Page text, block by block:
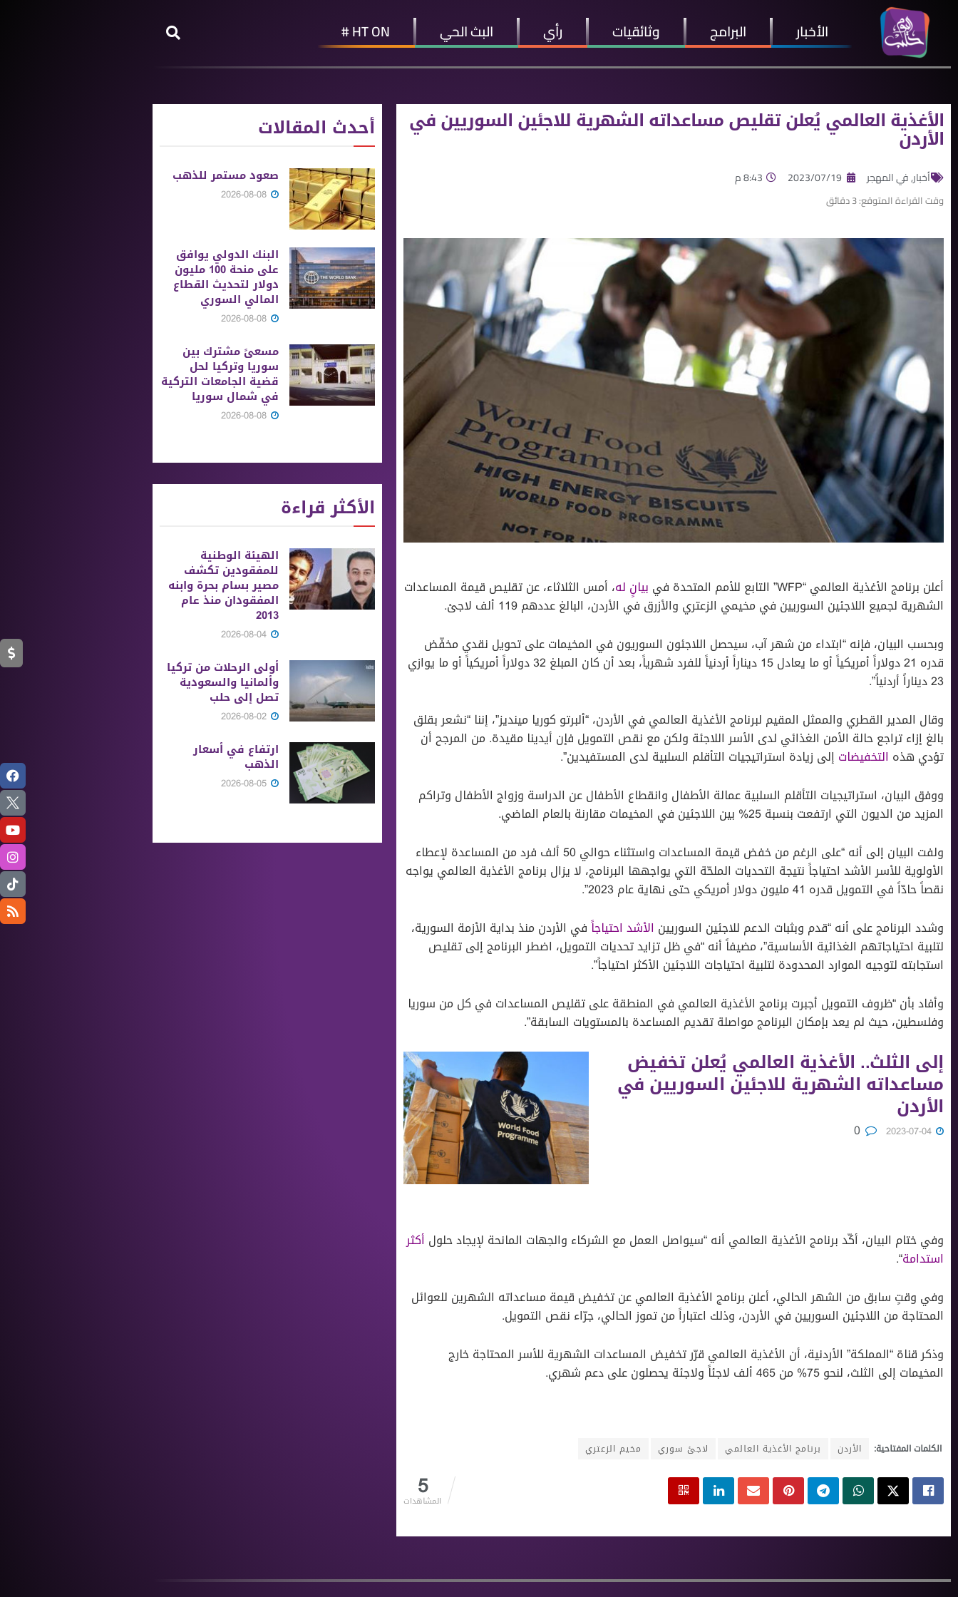
الأخبار البرامج وثائقيات رأي البث الحي HT ON #
الأغذية العالمي يُعلن تقليص مساعداته الشهرية للاجئين السوريين في
الأردن
أخبار,في المهجر 2023/07/19 8:43 م
وقت القراءة المتوقع:3دقائق
أعلن برنامج الأغذية العالمي “WFP” التابع للأمم المتحدة في بيانٍ له، أمس الثلاثاء، عن تقليص قيمة المساعدات
الشهرية لجميع اللاجئين السوريين في مخيمي الزعتري والأزرق في الأردن، البالغ عددهم 119 ألف لاجئ.
وبحسب البيان، فإنه “ابتداء من شهر آب، سيحصل اللاجئون السوريون في المخيمات على تحويل نقدي مخفّض
قدره 21 دولاراً أمريكياً أو ما يعادل 15 ديناراً أردنياً للفرد شهرياً، بعد أن كان المبلغ 32 دولاراً أمريكياً أو ما يوازي
23 ديناراً أردنياً”.
وقال المدير القطري والممثل المقيم لبرنامج الأغذية العالمي في الأردن، “ألبرتو كوريا مينديز”، إننا “نشعر بقلق
بالغ إزاء تراجع حالة الأمن الغذائي لدى الأسر اللاجئة ولكن مع نقص التمويل فإن أيدينا مقيدة. من المرجح أن
تؤدي هذه التخفيضات إلى زيادة استراتيجيات التأقلم السلبية لدى المستفيدين”.
ووفق البيان، استراتيجيات التأقلم السلبية عمالة الأطفال وانقطاع الأطفال عن الدراسة وزواج الأطفال وتراكم
المزيد من الديون التي ارتفعت بنسبة 25% بين اللاجئين في المخيمات مقارنة بالعام الماضي.
ولفت البيان إلى أنه “على الرغم من خفض قيمة المساعدات واستثناء حوالي 50 ألف فرد من المساعدة لإعطاء
الأولوية للأسر الأشد احتياجاً نتيجة التحديات الملحّة التي يواجهها البرنامج، لا يزال برنامج الأغذية العالمي يواجه
نقصاً حادّاً في التمويل قدره 41 مليون دولار أمريكي حتى نهاية عام 2023”.
وشدد البرنامج على أنه “قدم وبثبات الدعم للاجئين السوريين الأشد احتياجاًفي الأردن منذ بداية الأزمة السورية،
لتلبية احتياجاتهم الغذائية الأساسية”، مضيفاً أنه “في ظل تزايد تحديات التمويل، اضطر البرنامج إلى تقليص
استجابته لتوجيه الموارد المحدودة لتلبية احتياجات اللاجئين الأكثر احتياجاً”.
وأفاد بأن “ظروف التمويل أجبرت برنامج الأغذية العالمي في المنطقة على تقليص المساعدات في كل من سوريا
وفلسطين، حيث لم يعد بإمكان البرنامج مواصلة تقديم المساعدة بالمستويات السابقة”.
إلى الثلث.. الأغذية العالمي يُعلن تخفيض
مساعداته الشهرية للاجئين السوريين في
الأردن
وفي ختام البيان، أكّد برنامج الأغذية العالمي أنه “سيواصل العمل مع الشركاء والجهات المانحة لإيجاد حلول أكثر
استدامة“.
وفي وقتٍ سابق من الشهر الحالي، أعلن برنامج الأغذية العالمي عن تخفيض قيمة مساعداته الشهرين للعوائل
المحتاجة من اللاجئين السوريين في الأردن، وذلك اعتباراً من تموز الحالي، جرّاء نقص التمويل.
وذكر قناة “المملكة” الأردنية، أن الأغذية العالمي قرّر تخفيض المساعدات الشهرية للأسر المحتاجة خارج
المخيمات إلى الثلث، لنحو 75% من 465 ألف لاجئاً ولاجئة يحصلون على دعم شهري.
الكلمات المفتاحية: الأردن برنامج الأغذية العالمي لاجئ سوري مخيم الزعتري
5
المشاهدات
أحدث المقالات
صعود مستمر للذهب
البنك الدولي يوافق
على منحة 100 مليون
دولار لتحديث القطاع
المالي السوري
مسعىً مشترك بين
سوريا وتركيا لحل
قضية الجامعات التركية
في شمال سوريا
الأكثر قراءة
الهيئة الوطنية
للمفقودين تكشف
مصير بسام بحرة وابنه
المفقودان منذ عام
2013
أولى الرحلات من ‏تركيا
وألمانيا والسعودية
تصل إلى حلب
ارتفاع في أسعار
الذهب